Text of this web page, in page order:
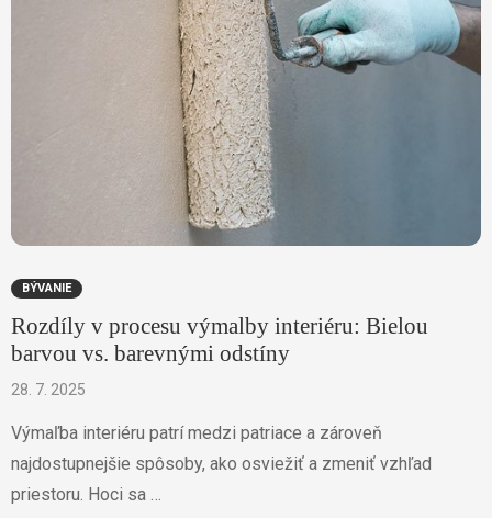
BÝVANIE
Rozdíly v procesu výmalby interiéru: Bielou
barvou vs. barevnými odstíny
28. 7. 2025
Výmaľba interiéru patrí medzi patriace a zároveň
najdostupnejšie spôsoby, ako osviežiť a zmeniť vzhľad
priestoru. Hoci sa …